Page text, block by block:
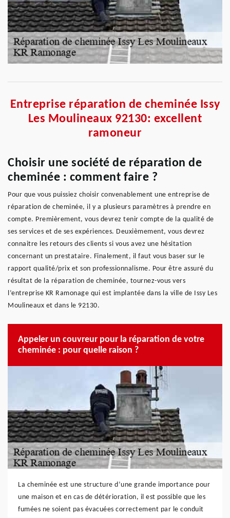
Entreprise réparation de cheminée Issy
Les Moulineaux 92130: excellent
ramoneur
Choisir une société de réparation de
cheminée : comment faire ?
Pour que vous puissiez choisir convenablement une entreprise de
réparation de cheminée, il y a plusieurs paramètres à prendre en
compte. Premièrement, vous devrez tenir compte de la qualité de
ses services et de ses expériences. Deuxièmement, vous devrez
connaitre les retours des clients si vous avez une hésitation
concernant un prestataire. Finalement, il faut vous baser sur le
rapport qualité/prix et son professionnalisme. Pour être assuré du
résultat de la réparation de cheminée, tournez-vous vers
l’entreprise KR Ramonage qui est implantée dans la ville de Issy Les
Moulineaux et dans le 92130.
Appeler un couvreur pour la réparation de votre
cheminée : pour quelle raison ?
La cheminée est une structure d’une grande importance pour
une maison et en cas de détérioration, il est possible que les
fumées ne soient pas évacuées correctement par le conduit